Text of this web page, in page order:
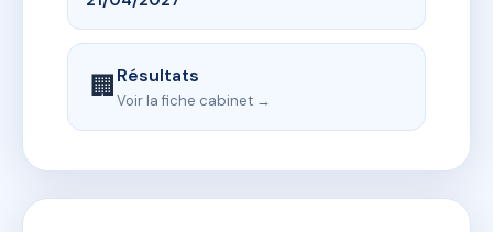
🏢Résultats
Voir la fiche cabinet →